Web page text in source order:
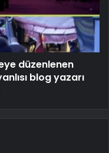
düzenlenen
blog yazarı